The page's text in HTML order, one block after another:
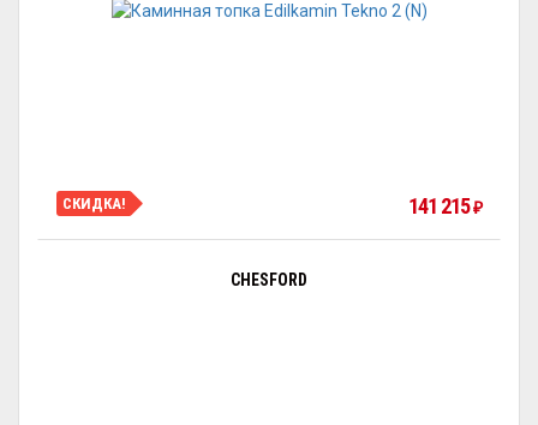
СКИДКА! 141 215₽
CHESFORD